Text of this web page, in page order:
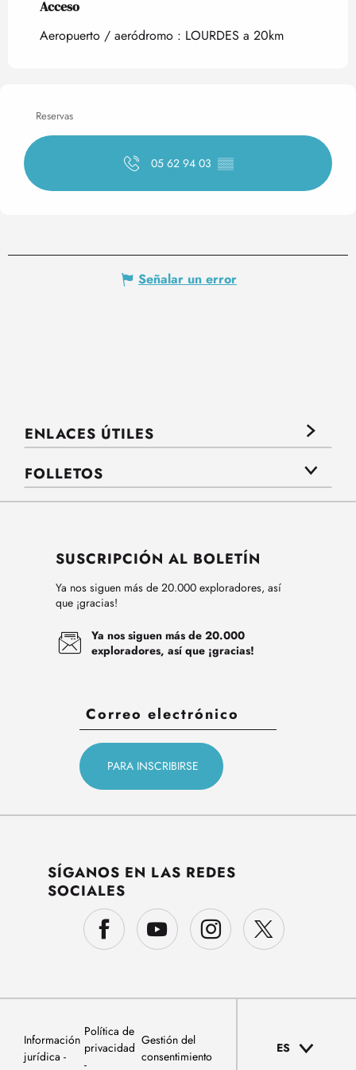
Acceso
Acceso
Aeropuerto / aeródromo : LOURDES a 20km
Reservas
05 62 94 03 ▒▒
Señalar un error
ENLACES ÚTILES
FOLLETOS
SUSCRIPCIÓN AL BOLETÍN
Ya nos siguen más de 20.000 exploradores, así
que ¡gracias!
Ya nos siguen más de 20.000
exploradores, así que ¡gracias!
SÍGANOS EN LAS REDES
SOCIALES
Información
jurídica
Política de
privacidad
Gestión del
consentimiento
ES